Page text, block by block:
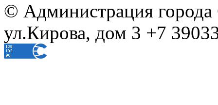
© Администрация города
ул.Кирова, дом 3 +7